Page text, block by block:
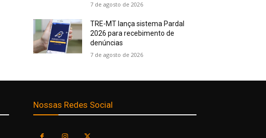
7 de agosto de 2026
TRE-MT lança sistema Pardal
2026 para recebimento de
denúncias
7 de agosto de 2026
Nossas Redes Social